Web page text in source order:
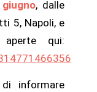
, dalle
5, Napoli, e
qui:
informare